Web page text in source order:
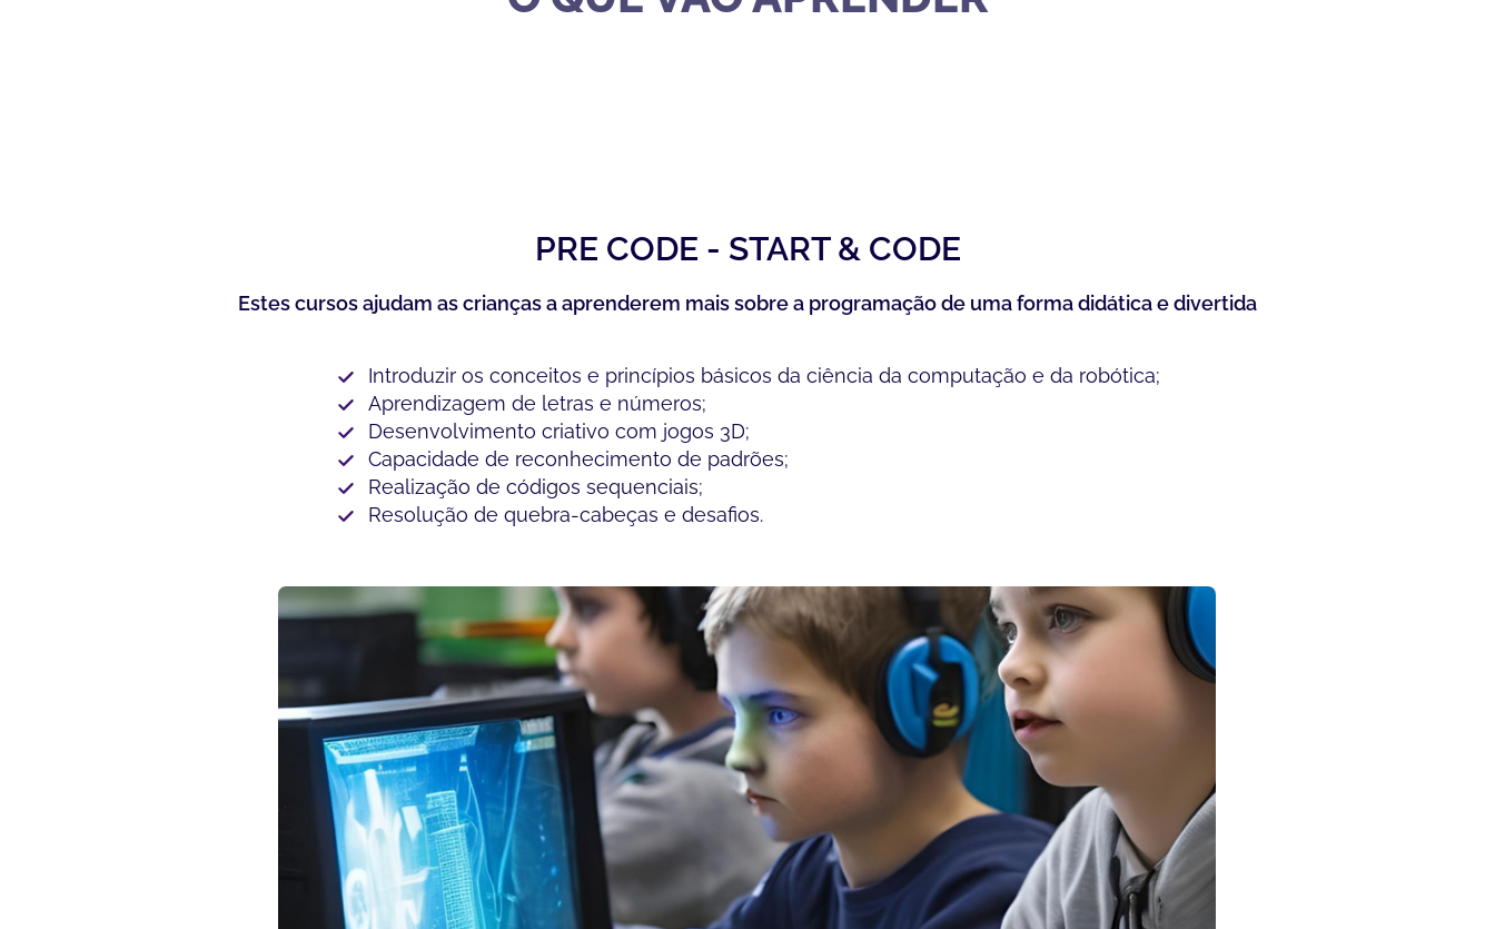
PRE CODE - START & CODE
Estes cursos ajudam as crianças a aprenderem mais sobre a programação de uma forma didática e divertida
Introduzir os conceitos e princípios básicos da ciência da computação e da robótica;
Aprendizagem de letras e números;
Desenvolvimento criativo com jogos 3D;
Capacidade de reconhecimento de padrões;
Realização de códigos sequenciais;
Resolução de quebra-cabeças e desafios.